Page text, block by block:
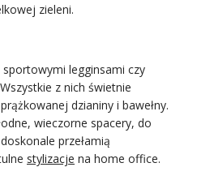
zieleni.
legginsami czy
z nich świetnie
dzianiny i bawełny.
wieczorne spacery, do
przełamią
stylizacje na home office.